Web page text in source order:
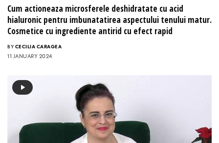
Cum actioneaza microsferele deshidratate cu acid
hialuronic pentru imbunatatirea aspectului tenului matur.
Cosmetice cu ingrediente antirid cu efect rapid
BY CECILIA CARAGEA
11 JANUARY 2024